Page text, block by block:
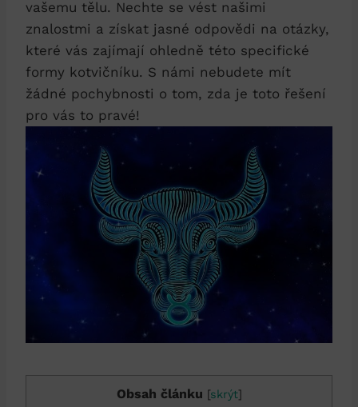
vašemu tělu. Nechte se vést našimi
znalostmi a získat jasné odpovědi na otázky,
které vás zajímají ohledně této specifické
formy kotvičníku. S námi nebudete mít
žádné pochybnosti o tom, zda je toto řešení
pro vás to pravé!
Obsah článku [skrýt]